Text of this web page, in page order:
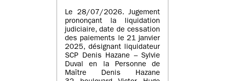
Le 28/07/2026. Jugement
prononçant la liquidation
judiciaire, date de cessation
des paiements le 21 janvier
2025, désignant liquidateur
SCP Denis Hazane – Sylvie
Duval en la Personne de
Maître Denis Hazane